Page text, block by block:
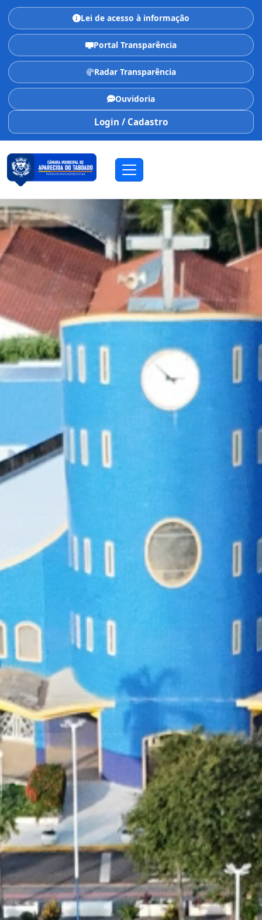
Lei de acesso à informação
Portal Transparência
Radar Transparência
Ouvidoria
Login / Cadastro
CÂMARA MUNICIPAL
Aparecida do Taboado